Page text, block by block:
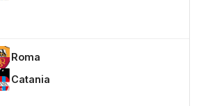
Roma
Catania